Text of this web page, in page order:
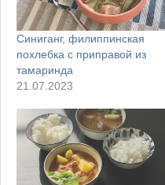
Синиганг, филиппинская
похлебка с приправой из
тамаринда
21.07.2023